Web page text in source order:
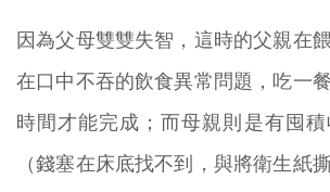
因為父母雙雙失智，這時的父親在
在口中不吞的飲食異常問題，吃一
時間才能完成；而母親則是有囤
（錢塞在床底找不到，與將衛生紙